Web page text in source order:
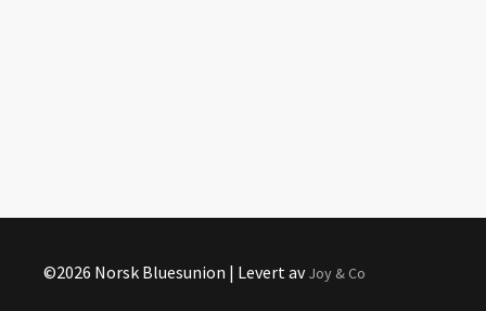
©2026 Norsk Bluesunion | Levert avJoy & Co